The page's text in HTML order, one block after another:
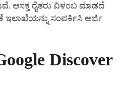
ಆಸಕ್ತ ರೈತರು ವಿಳಂಬ ಮಾಡದೆ
ಇಲಾಖೆಯನ್ನು ಸಂಪರ್ಕಿಸಿ ಅರ್ಜಿ
Discover